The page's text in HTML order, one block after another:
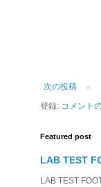
次の投稿
登録: コメント
Featured post
LAB TEST
LAB TEST